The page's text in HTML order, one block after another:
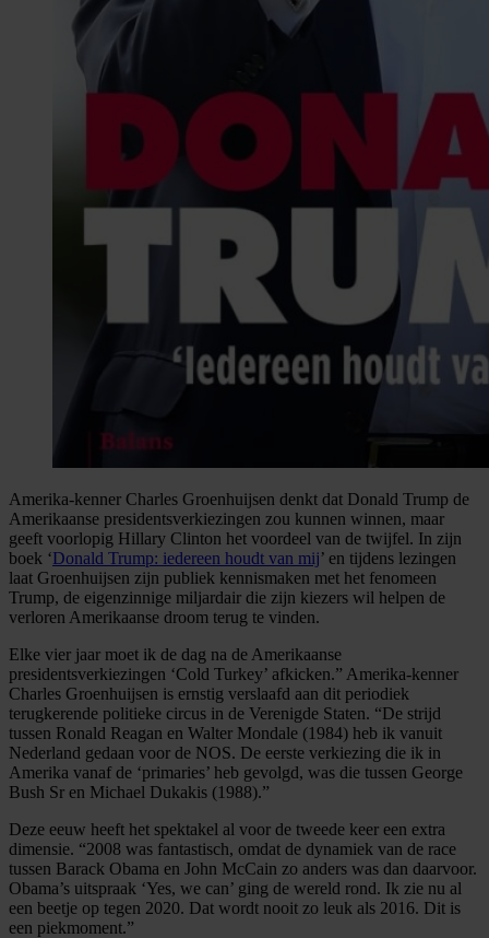
Amerika-kenner Charles Groenhuijsen denkt dat Donald Trump de
Amerikaanse presidentsverkiezingen zou kunnen winnen, maar
geeft voorlopig Hillary Clinton het voordeel van de twijfel. In zijn
boek ‘Donald Trump: iedereen houdt van mij’ en tijdens lezingen
laat Groenhuijsen zijn publiek kennismaken met het fenomeen
Trump, de eigenzinnige miljardair die zijn kiezers wil helpen de
verloren Amerikaanse droom terug te vinden.
Elke vier jaar moet ik de dag na de Amerikaanse
presidentsverkiezingen ‘Cold Turkey’ afkicken.” Amerika-kenner
Charles Groenhuijsen is ernstig verslaafd aan dit periodiek
terugkerende politieke circus in de Verenigde Staten. “De strijd
tussen Ronald Reagan en Walter Mondale (1984) heb ik vanuit
Nederland gedaan voor de NOS. De eerste verkiezing die ik in
Amerika vanaf de ‘primaries’ heb gevolgd, was die tussen George
Bush Sr en Michael Dukakis (1988).”
Deze eeuw heeft het spektakel al voor de tweede keer een extra
dimensie. “2008 was fantastisch, omdat de dynamiek van de race
tussen Barack Obama en John McCain zo anders was dan daarvoor.
Obama’s uitspraak ‘Yes, we can’ ging de wereld rond. Ik zie nu al
een beetje op tegen 2020. Dat wordt nooit zo leuk als 2016. Dit is
een piekmoment.”